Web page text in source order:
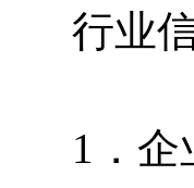
行业
1
．